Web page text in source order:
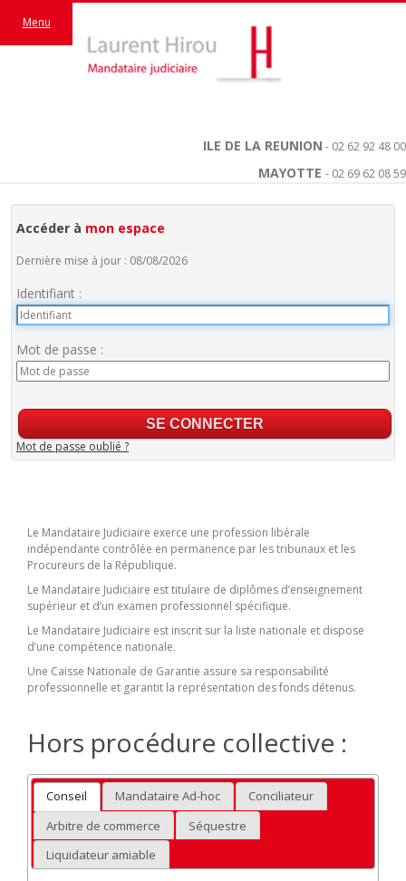
ILE DE LA REUNION - 02 62 92 48 00
MAYOTTE - 02 69 62 08 59
Menu
Accéder à mon espace
Dernière mise à jour : 08/08/2026
Identifiant :
Mot de passe :
Mot de passe oublié ?
Le Mandataire Judiciaire exerce une profession libérale
indépendante contrôlée en permanence par les tribunaux et les
Procureurs de la République.
Le Mandataire Judiciaire est titulaire de diplômes d’enseignement
supérieur et d’un examen professionnel spécifique.
Le Mandataire Judiciaire est inscrit sur la liste nationale et dispose
d’une compétence nationale.
Une Caisse Nationale de Garantie assure sa responsabilité
professionnelle et garantit la représentation des fonds détenus.
Hors procédure collective :
Conseil Mandataire Ad-hoc
Conciliateur
Arbitre de commerce
Séquestre
Liquidateur amiable